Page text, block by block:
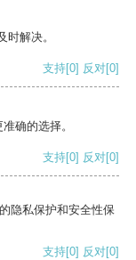
解决。
支持[0] 反对[0]
确的选择。
支持[0] 反对[0]
隐私保护和安全性保
支持[0] 反对[0]